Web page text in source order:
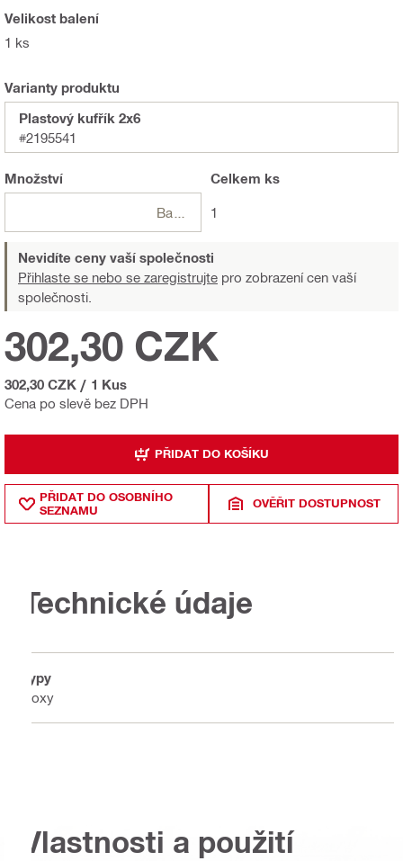
Velikost balení
1 ks
Varianty produktu
Plastový kufřík 2x6
#2195541
Množství Celkem ks
1
Nevidíte ceny vaší společnosti
Přihlaste se nebo se zaregistrujte pro zobrazení cen vaší
společnosti.
Cena po slevě bez DPH
302,30 CZK
302,30 CZK / 1 Kus
PŘIDAT DO KOŠÍKU
PŘIDAT DO OSOBNÍHO
SEZNAMU
OVĚŘIT DOSTUPNOST
Technické údaje
Typy
Boxy
Vlastnosti a použití